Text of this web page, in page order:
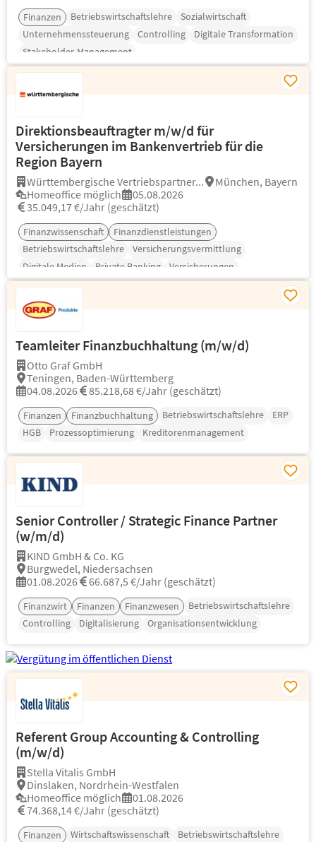
Finanzen Betriebswirtschaftslehre
Sozialwirtschaft
Unternehmenssteuerung
Controlling
Digitale Transformation
Stakeholder-Management
Direktionsbeauftragter m/w/d für
Versicherungen im Bankenvertrieb für die
Region Bayern
Württembergische Vertriebspartner...
München, Bayern
Homeoffice möglich
05.08.2026
35.049,17 €/Jahr (geschätzt)
Finanzwissenschaft
Finanzdienstleistungen
Betriebswirtschaftslehre
Versicherungsvermittlung
Digitale Medien
Private Banking Versicherungen
Teamleiter Finanzbuchhaltung (m/w/d)
Otto Graf GmbH
Teningen, Baden-Württemberg
04.08.2026
85.218,68 €/Jahr (geschätzt)
Finanzen Finanzbuchhaltung Betriebswirtschaftslehre
ERP
HGB
Prozessoptimierung Kreditorenmanagement
Senior Controller / Strategic Finance Partner
(w/m/d)
KIND GmbH & Co. KG
Burgwedel, Niedersachsen
01.08.2026
66.687,5 €/Jahr (geschätzt)
Finanzwirt Finanzen Finanzwesen
Betriebswirtschaftslehre
Controlling
Digitalisierung Organisationsentwicklung
Referent Group Accounting & Controlling
(m/w/d)
Stella Vitalis GmbH
Dinslaken, Nordrhein-Westfalen
Homeoffice möglich
01.08.2026
74.368,14 €/Jahr (geschätzt)
Finanzen Wirtschaftswissenschaft
Betriebswirtschaftslehre